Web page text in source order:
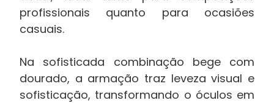
profissionais quanto para ocasiões
casuais.
Na sofisticada combinação bege com
dourado, a armação traz leveza visual e
sofisticação, transformando o óculos em